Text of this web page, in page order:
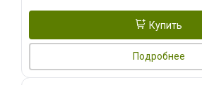
Купить
Подробнее